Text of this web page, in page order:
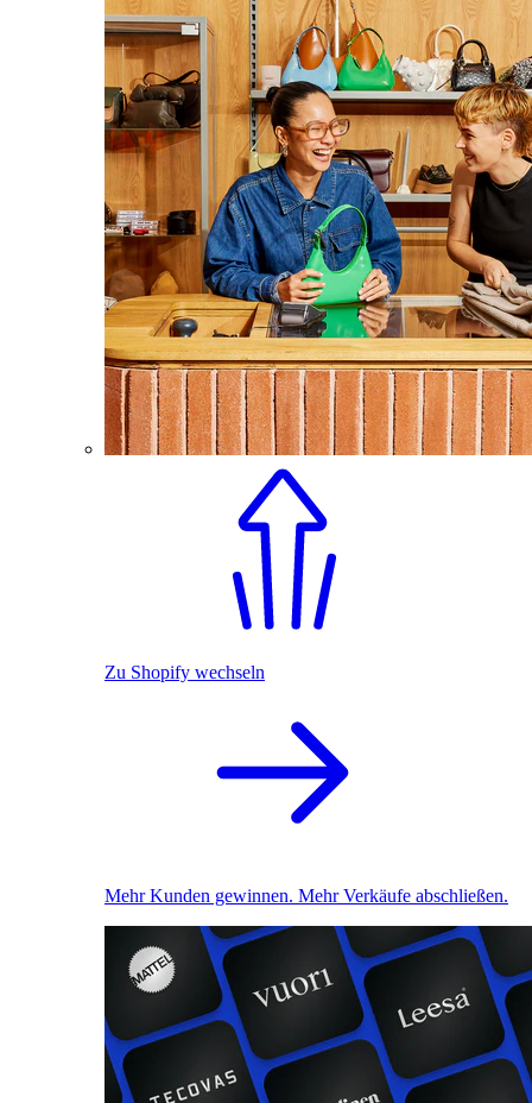
Zu Shopify wechseln
Mehr Kunden gewinnen. Mehr Verkäufe abschließen.